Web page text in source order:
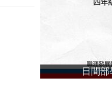
日間部